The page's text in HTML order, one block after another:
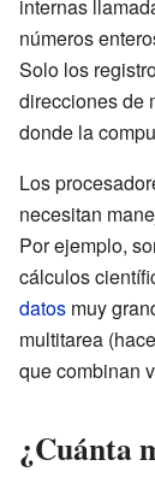
internas
números
Solo los
direcciones de
donde la
Los
necesitan
Por ejemplo,
cálculos
datos muy
multitarea
que combinan
¿Cuánta